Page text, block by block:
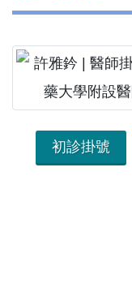
初診掛號